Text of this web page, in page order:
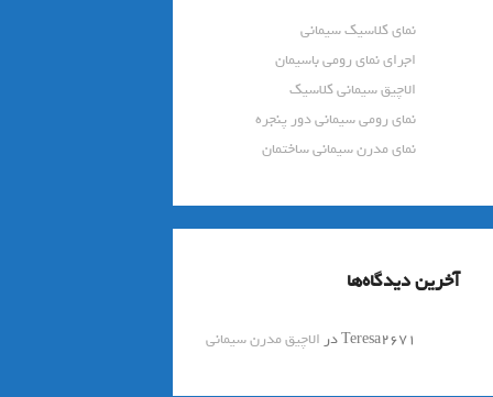
نمای کلاسیک سیمانی
اجرای نمای رومی باسیمان
الاچیق سیمانی کلاسیک
نمای رومی سیمانی دور پنجره
نمای مدرن سیمانی ساختمان
آخرین دیدگاه‌ها
Teresa2671درالاچیق مدرن سیمانی